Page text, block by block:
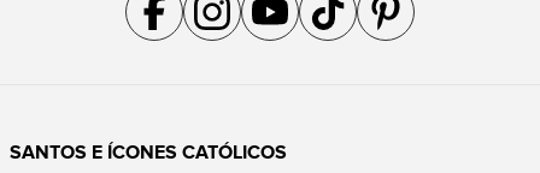
Acompanhe a gente no Facebook
Acompanhe a gente no Instagram
Acompanhe a gente no YouTube
Acompanhe a gente no TikTok
Acompanhe a gente no
SANTOS E ÍCONES CATÓLICOS